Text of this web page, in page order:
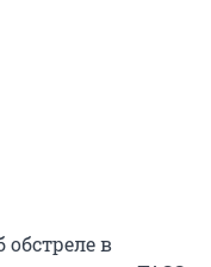
в